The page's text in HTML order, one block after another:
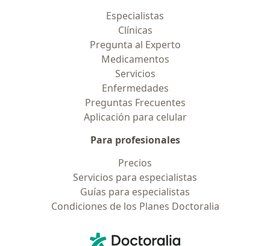
Especialistas
Clínicas
Pregunta al Experto
Medicamentos
Servicios
Enfermedades
Preguntas Frecuentes
Aplicación para celular
Para profesionales
Precios
Servicios para especialistas
Guías para especialistas
Condiciones de los Planes Doctoralia
Doctoralia - Página de inicio